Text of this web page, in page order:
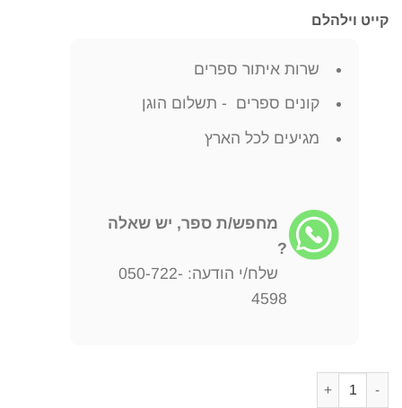
קייט וילהלם
שרות איתור ספרים
קונים ספרים - תשלום הוגן
מגיעים לכל הארץ
מחפש/ת ספר, יש שאלה
?
שלח/י הודעה: 050-722-
4598